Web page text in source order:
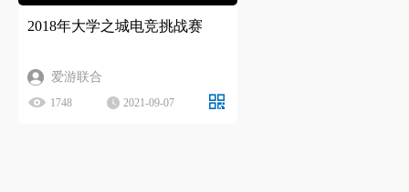
2018年大学之城电竞挑战赛
爱游联合
1748 2021-09-07